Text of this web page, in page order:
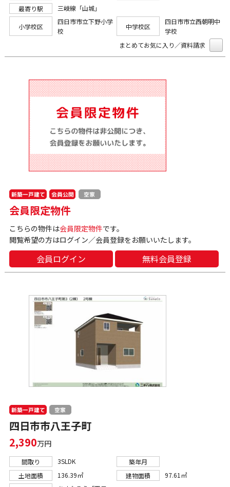
最寄り駅
三岐線「山城」
小学校区
四日市市立下野小学
校
中学校区
四日市市立西朝明中
学校
まとめてお気に入り／資料請求
新築一戸建て 会員公開 空家
会員限定物件
こちらの物件は会員限定物件です。
閲覧希望の方はログイン／会員登録をお願いいたします。
会員ログイン 無料会員登録
新築一戸建て 空家
四日市市八王子町
2,390万円
間取り 3SLDK
築年月
土地面積
136.39㎡ 建物面積
97.61㎡